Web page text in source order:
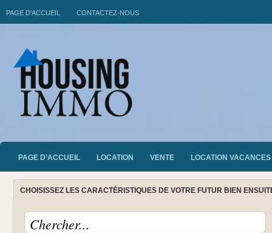
PAGE D’ACCUEIL CONTACTEZ-NOUS
PAGE D’ACCUEIL LOCATION VENTE LOCATION VACANCES
CHOISISSEZ LES CARACTÉRISTIQUES DE VOTRE FUTUR BIEN